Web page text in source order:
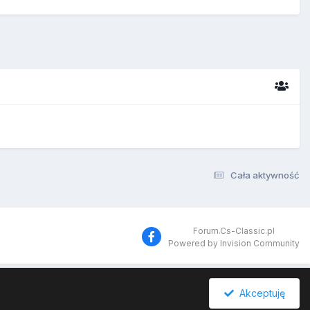
Cała aktywność
Forum.Cs-Classic.pl
Powered by Invision Community
Akceptuję